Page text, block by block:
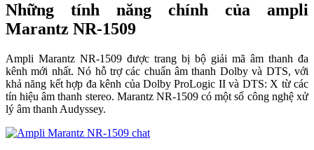
Những tính năng chính của ampli
Marantz NR-1509
Ampli Marantz NR-1509 được trang bị bộ giải mã âm thanh đa
kênh mới nhất. Nó hỗ trợ các chuẩn âm thanh Dolby và DTS, với
khả năng kết hợp đa kênh của Dolby ProLogic II và DTS: X từ các
tín hiệu âm thanh stereo. Marantz NR-1509 có một số công nghệ xử
lý âm thanh Audyssey.